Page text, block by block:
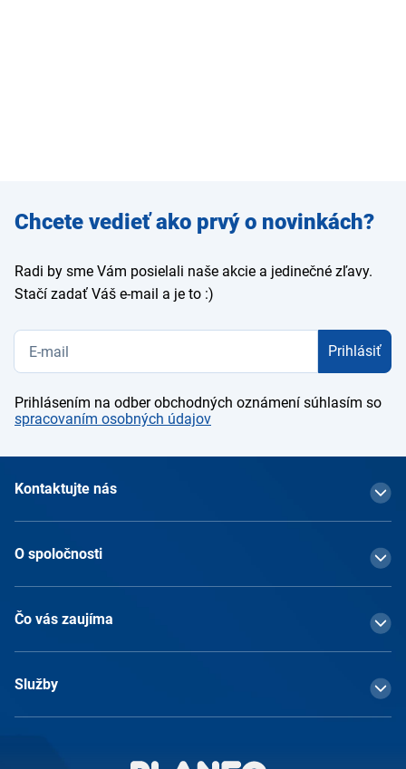
Zadajte
e-mail
Chcete vedieť ako prvý o novinkách?
Radi by sme Vám posielali naše akcie a jedinečné zľavy.
Stačí zadať Váš e-mail a je to :)
Prihlásiť
Prihlásením na odber obchodných oznámení súhlasím so
spracovaním osobných údajov
Kontaktujte nás
O spoločnosti
Čo vás zaujíma
Služby